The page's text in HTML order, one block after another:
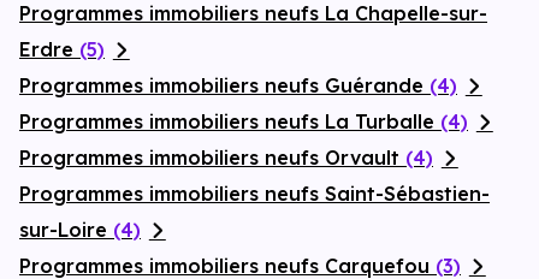
Programmes immobiliers neufs La Chapelle-sur-
Erdre (5)
Programmes immobiliers neufs Guérande (4)
Programmes immobiliers neufs La Turballe (4)
Programmes immobiliers neufs Orvault (4)
Programmes immobiliers neufs Saint-Sébastien-
sur-Loire (4)
Programmes immobiliers neufs Carquefou (3)